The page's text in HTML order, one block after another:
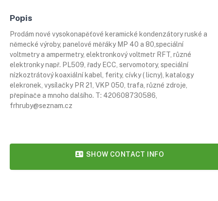
Popis
Prodám nové vysokonapěťové keramické kondenzátory ruské a
německé výroby, panelové měřáky MP 40 a 80,speciální
voltmetry a ampermetry, elektronkový voltmetr RFT, různé
elektronky např. PL509, řady ECC, servomotory, speciální
nízkoztrátový koaxiální kabel, ferity, cívky ( licny), katalogy
elekronek, vysílačky PR 21, VKP 050, trafa, různé zdroje,
přepínače a mnoho dalšího. T: 420608730586,
frhruby@seznam.cz
SHOW CONTACT INFO